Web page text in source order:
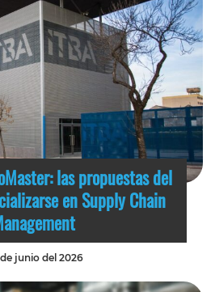
las propuestas del
en Supply Chain
junio del 2026